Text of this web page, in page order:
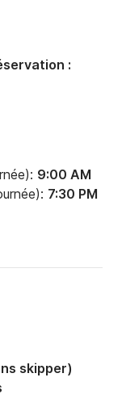
9:00 AM
7:30 PM
skipper)
: